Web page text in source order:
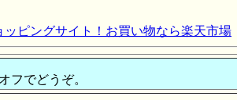
ッピングサイト！お買い物なら楽天市場
フでどうぞ。